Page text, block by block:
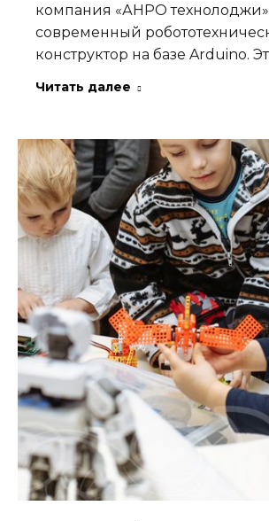
компания «АНРО технолоджи»
современный
конструктор на базе Arduino.
Читать далее